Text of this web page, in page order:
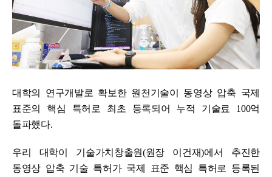
대학의 연구개발로 확보한 원천기술이 동영상 압축 국제
표준의 핵심 특허로 최초 등록되어 누적 기술료 100억
돌파했다.
우리
대학이 기술가치창출원(원장 이건재)에서 추진한
동영상 압축 기술 특허가 국제 표준 핵심 특허로 등록된